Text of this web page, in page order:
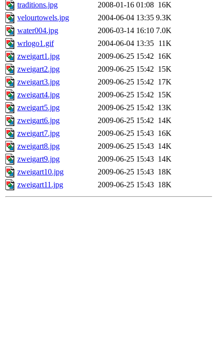
traditions.jpg
2008-01-16 01:08 16K
velourtowels.jpg
2004-06-04 13:35 9.3K
water004.jpg
2006-03-14 16:10 7.0K
wrlogo1.gif
2004-06-04 13:35 11K
zweigart1.jpg
2009-06-25 15:42 16K
zweigart2.jpg
2009-06-25 15:42 15K
zweigart3.jpg
2009-06-25 15:42 17K
zweigart4.jpg
2009-06-25 15:42 15K
zweigart5.jpg
2009-06-25 15:42 13K
zweigart6.jpg
2009-06-25 15:42 14K
zweigart7.jpg
2009-06-25 15:43 16K
zweigart8.jpg
2009-06-25 15:43 14K
zweigart9.jpg
2009-06-25 15:43 14K
zweigart10.jpg
2009-06-25 15:43 18K
zweigart11.jpg
2009-06-25 15:43 18K